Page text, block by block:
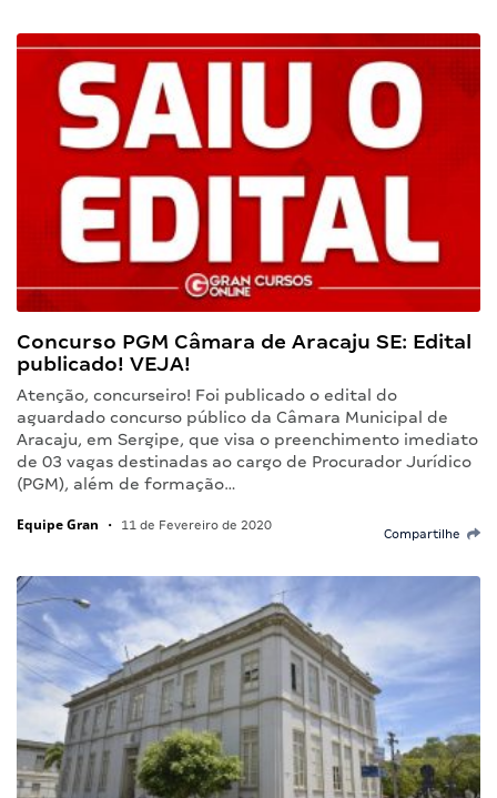
Concurso PGM Câmara de Aracaju SE: Edital
publicado! VEJA!
Atenção, concurseiro! Foi publicado o edital do
aguardado concurso público da Câmara Municipal de
Aracaju, em Sergipe, que visa o preenchimento imediato
de 03 vagas destinadas ao cargo de Procurador Jurídico
(PGM), além de formação…
Equipe Gran • 11 de Fevereiro de 2020
Compartilhe